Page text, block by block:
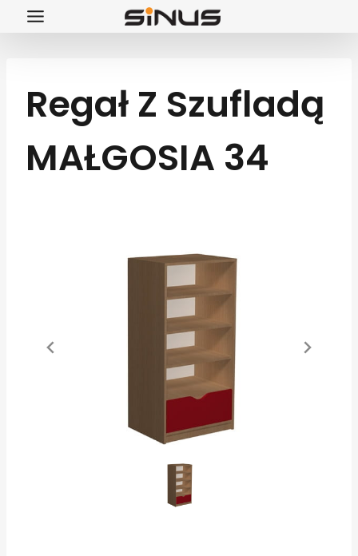
Przejdź
Regał Z Szufladą
MAŁGOSIA 34